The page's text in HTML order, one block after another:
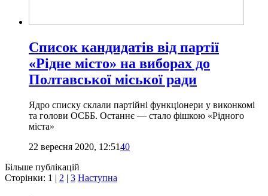
Список кандидатів від партії
«Рідне місто» на виборах до
Полтавської міської ради
Ядро списку склали партійні функціонери у виконкомі
та голови ОСББ. Останнє — стало фішкою «Рідного
міста»
22 вересня 2020, 12:5140
Більше публікацій
Сторінки: 1 | 2 | 3 Наступна